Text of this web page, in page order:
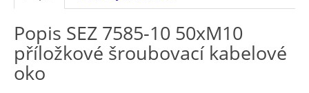
Popis SEZ 7585-10 50xM10
příložkové šroubovací kabelové
oko